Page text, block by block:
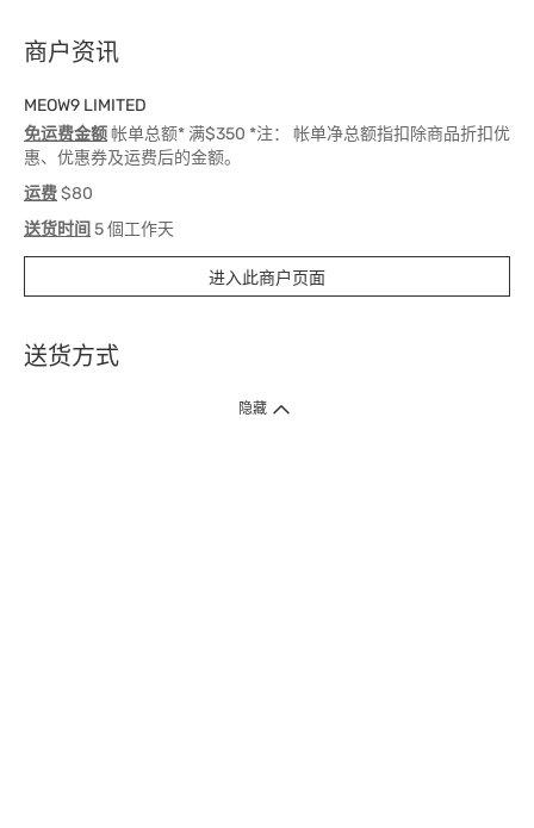
商户资讯
MEOW9 LIMITED
免运费金额帐单总额* 满$350 *注： 帐单净总额指扣除商品折扣优
惠、优惠券及运费后的金额。
运费$80
送货时间 5 個工作天
进入此商户页面
送货方式
1. 送货到府（受卫生署条例规管产品除外 ）
隐藏